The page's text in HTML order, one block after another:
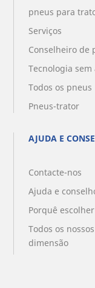
pneus para
Serviços
Conselheiro de
Tecnologia sem
Todos os pneus
Pneus-trator
AJUDA E
Contacte-nos
Ajuda e
Porquê
Todos os
dimensão